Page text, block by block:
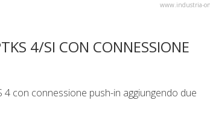
www.industria-
4/SI CON CONNESSIONE
con connessione push-in aggiungendo due